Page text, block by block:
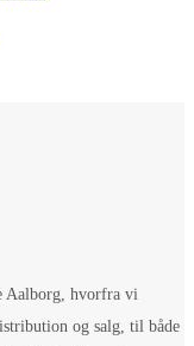
Aalborg, hvorfra vi
og salg, til både